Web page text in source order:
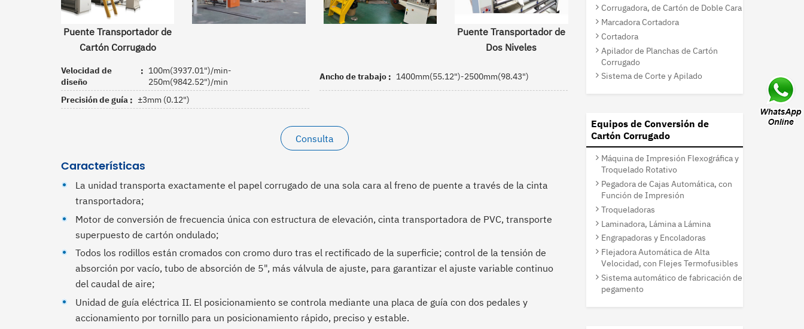
Puente Transportador de
Cartón Corrugado
Puente Transportador de
Dos Niveles
Velocidad de
diseño
100m(3937.01")/min-
250m(9842.52")/min
Ancho de trabajo 1400mm(55.12")-2500mm(98.43")
Precisión de guía ±3mm (0.12")
Consulta
Características
La unidad transporta exactamente el papel corrugado de una sola cara al freno de puente a través de la cinta
transportadora;
Motor de conversión de frecuencia única con estructura de elevación, cinta transportadora de PVC, transporte
superpuesto de cartón ondulado;
Todos los rodillos están cromados con cromo duro tras el rectificado de la superficie; control de la tensión de
absorción por vacío, tubo de absorción de 5", más válvula de ajuste, para garantizar el ajuste variable continuo
del caudal de aire;
Unidad de guía eléctrica II. El posicionamiento se controla mediante una placa de guía con dos pedales y
accionamiento por tornillo para un posicionamiento rápido, preciso y estable.
Corrugadora, de Cartón de Doble Cara
Marcadora Cortadora
Cortadora
Apilador de Planchas de Cartón
Corrugado
Sistema de Corte y Apilado
Equipos de Conversión de
Cartón Corrugado
Máquina de Impresión Flexográfica y
Troquelado Rotativo
Pegadora de Cajas Automática, con
Función de Impresión
Troqueladoras
Laminadora, Lámina a Lámina
Engrapadoras y Encoladoras
Flejadora Automática de Alta
Velocidad, con Flejes Termofusibles
Sistema automático de fabricación de
pegamento